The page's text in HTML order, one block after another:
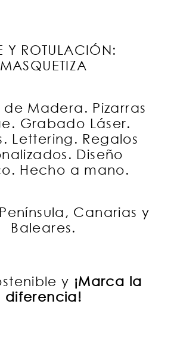
Y ROTULACIÓN:
MASQUETIZA
de Madera. Pizarras
Grabado Láser.
Lettering. Regalos
Diseño
Hecho a mano.
Canarias y
Baleares.
y ¡Marca la
diferencia!